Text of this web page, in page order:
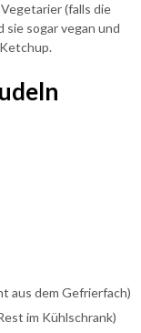
(falls die
sie sogar vegan und
aus dem Gefrierfach)
im Kühlschrank)